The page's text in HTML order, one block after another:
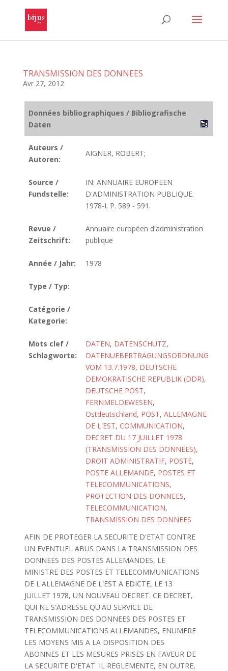
TRANSMISSION DES DONNEES
Avr 27, 2012
Données bibliographiques / Bibliografische
Daten
Auteurs /
Autoren:
AIGNER, ROBERT;
Source /
Fundstelle:
IN: ANNUAIRE EUROPEEN
D'ADMINISTRATION PUBLIQUE.
1978-I. P. 589 - 591.
Revue /
Zeitschrift:
Annuaire européen d'administration
publique
Année / Jahr: 1978
Type / Typ:
Catégorie /
Kategorie:
Mots clef /
Schlagworte:
DATEN, DATENSCHUTZ,
DATENUEBERTRAGUNGSORDNUNG
VOM 13.7.1978, DEUTSCHE
DEMOKRATISCHE REPUBLIK (DDR),
DEUTSCHE POST,
FERNMELDEWESEN,
Ostdeutschland, POST, ALLEMAGNE
DE L'EST, COMMUNICATION,
DECRET DU 17 JUILLET 1978
(TRANSMISSION DES DONNEES),
DROIT ADMINISTRATIF, POSTE,
POSTE ALLEMANDE, POSTES ET
TELECOMMUNICATIONS,
PROTECTION DES DONNEES,
TELECOMMUNICATION,
TRANSMISSION DES DONNEES
AFIN DE PROTEGER LA SECURITE D'ETAT CONTRE
UN EVENTUEL ABUS DANS LA TRANSMISSION DES
DONNEES DES POSTES ALLEMANDES, LE
MINISTRE DES POSTES ET TELECOMMUNICATIONS
DE L'ALLEMAGNE DE L'EST A EDICTE, LE 13
JUILLET 1978, UN NOUVEAU DECRET. CE DECRET,
QUI NE S'ADRESSE QU'AU SERVICE DE
TRANSMISSION DES DONNEES DES POSTES ET
TELECOMMUNICATIONS ALLEMANDES, ENUMERE
LES MOYENS MIS A LA DISPOSITION DES
ABONNES ET LES MESURES PRISES EN FAVEUR DE
LA SECURITE D'ETAT. IL REGLEMENTE, EN OUTRE,